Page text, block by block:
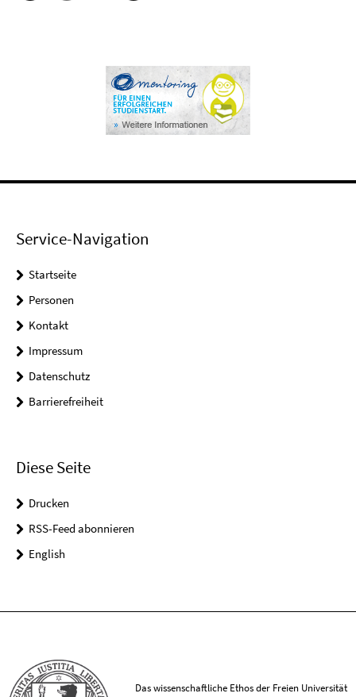
Service-Navigation
Startseite
Personen
Kontakt
Impressum
Datenschutz
Barrierefreiheit
Diese Seite
Drucken
RSS-Feed abonnieren
English
Das wissenschaftliche Ethos der Freien Universität